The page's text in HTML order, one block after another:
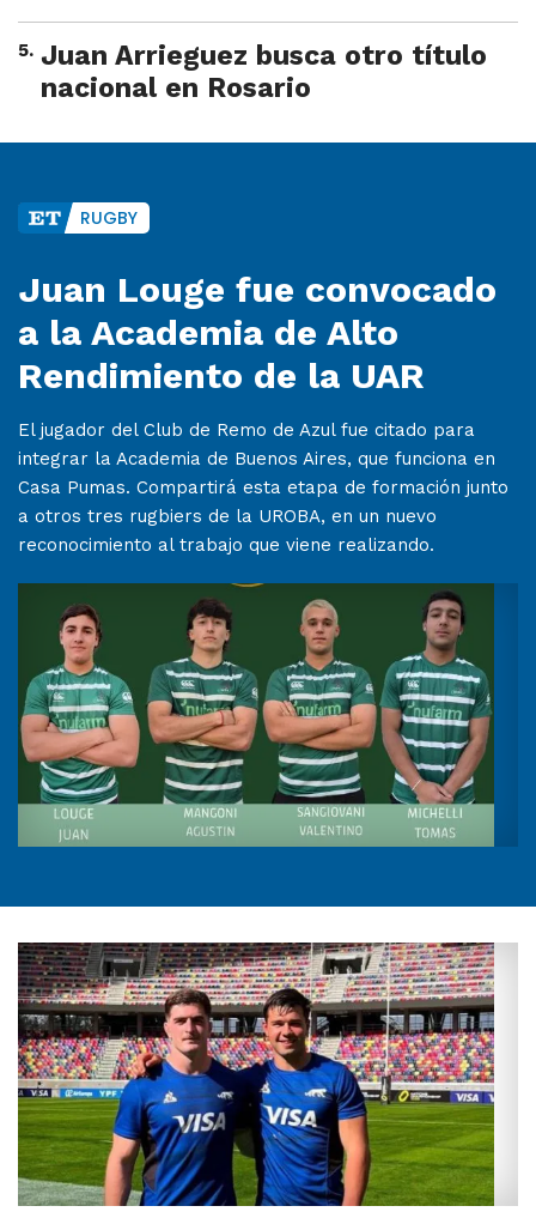
5. Juan Arrieguez busca otro título
nacional en Rosario
RUGBY
Juan Louge fue convocado
a la Academia de Alto
Rendimiento de la UAR
El jugador del Club de Remo de Azul fue citado para
integrar la Academia de Buenos Aires, que funciona en
Casa Pumas. Compartirá esta etapa de formación junto
a otros tres rugbiers de la UROBA, en un nuevo
reconocimiento al trabajo que viene realizando.